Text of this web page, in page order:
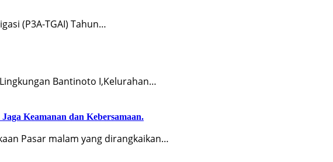
(P3A-TGAI) Tahun…
Bantinoto I,Kelurahan…
Keamanan dan Kebersamaan.
Pasar malam yang dirangkaikan…